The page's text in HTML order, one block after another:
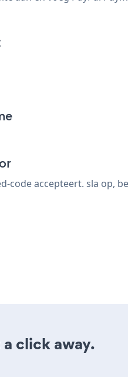
code accepteert. sla op,
click away.